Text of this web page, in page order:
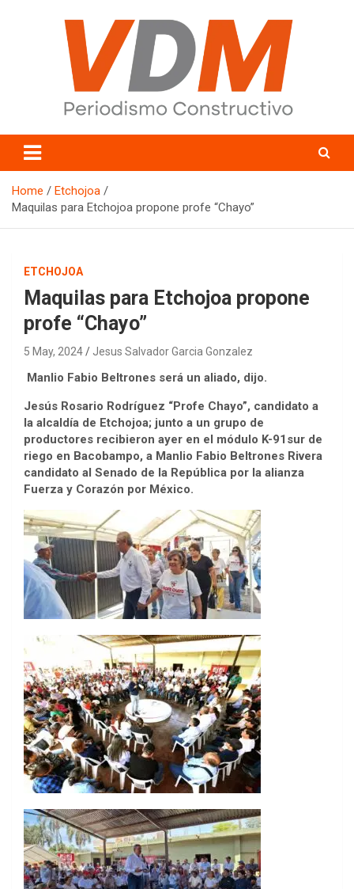
valledelmayo.com
Home
Etchojoa
Maquilas para Etchojoa propone profe “Chayo”
ETCHOJOA
Maquilas para Etchojoa propone
profe “Chayo”
5 May, 2024 Jesus Salvador Garcia Gonzalez
Manlio Fabio Beltrones será un aliado, dijo.
Jesús Rosario Rodríguez “Profe Chayo”, candidato a
la alcaldía de Etchojoa; junto a un grupo de
productores recibieron ayer en el módulo K-91sur de
riego en Bacobampo, a Manlio Fabio Beltrones Rivera
candidato al Senado de la República por la alianza
Fuerza y Corazón por México.